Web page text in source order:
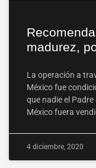
madurez,
La operación a
México fue
que nadie el
México fuera
4 diciembre, 2020